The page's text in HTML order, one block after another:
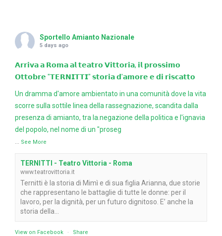
Sportello Amianto Nazionale
5 days ago
𝗔𝗿𝗿𝗶𝘃𝗮 𝗮 𝗥𝗼𝗺𝗮 𝗮𝗹 𝘁𝗲𝗮𝘁𝗿𝗼 𝗩𝗶𝘁𝘁𝗼𝗿𝗶𝗮, 𝗶𝗹 𝗽𝗿𝗼𝘀𝘀𝗶𝗺𝗼
𝗢𝘁𝘁𝗼𝗯𝗿𝗲 "𝗧𝗘𝗥𝗡𝗜𝗧𝗧𝗜" 𝘀𝘁𝗼𝗿𝗶𝗮 𝗱'𝗮𝗺𝗼𝗿𝗲 𝗲 𝗱𝗶 𝗿𝗶𝘀𝗰𝗮𝘁𝘁𝗼
Un dramma d'amore ambientato in una comunità dove la vita
scorre sulla sottile linea della rassegnazione, scandita dalla
presenza di amianto, tra la.negazione della politica e l'ignavia
del popolo, nel nome di un "proseg
See More
TERNITTI - Teatro Vittoria - Roma
www.teatrovittoria.it
Ternitti è la storia di Mimì e di sua figlia Arianna, due storie
che rappresentano le battaglie di tutte le donne: per il
lavoro, per la dignità, per un futuro dignitoso. E’ anche la
storia della...
View on Facebook · Share